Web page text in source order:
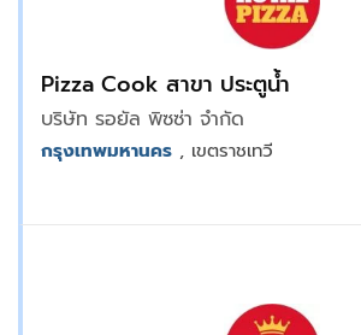
Pizza Cook สาขา ประตูน้ำ
บริษัท รอยัล พิซซ่า จำกัด
กรุงเทพมหานคร , เขตราชเทวี